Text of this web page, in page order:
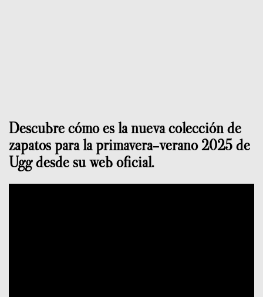
Descubre cómo es la nueva colección de
zapatos para la primavera-verano 2025 de
Ugg desde su web oficial.